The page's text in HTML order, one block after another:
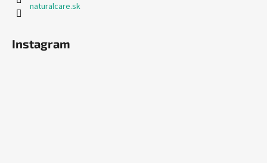
naturalcare.sk
Instagram